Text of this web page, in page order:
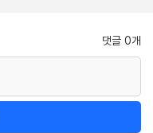
댓글 0개